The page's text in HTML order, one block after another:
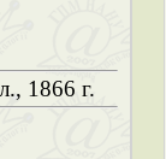
1866 г.